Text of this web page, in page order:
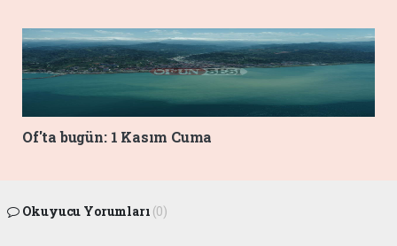
Of'ta bugün: 1 Kasım Cuma
Okuyucu Yorumları (0)